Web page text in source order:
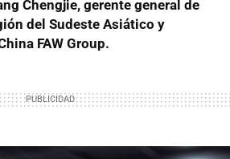
Chengjie, gerente general de
del Sudeste Asiático y
FAW Group.